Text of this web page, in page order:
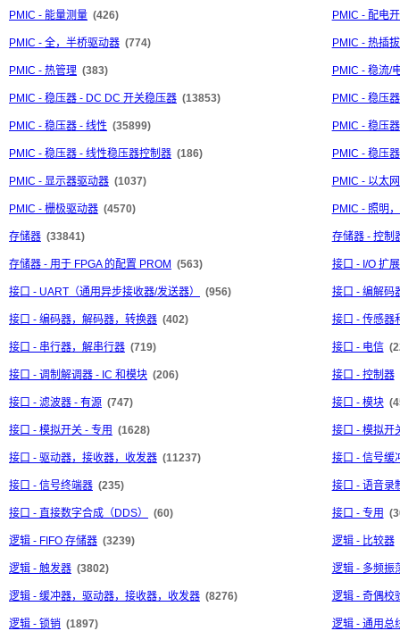
PMIC - 能量测量 (426) PMIC - 配电
PMIC - 全，半桥驱动器 (774) PMIC - 热插
PMIC - 热管理 (383) PMIC - 稳流/
PMIC - 稳压器 - DC DC 开关稳压器 (13853) PMIC - 稳压
PMIC - 稳压器 - 线性 (35899) PMIC - 稳压
PMIC - 稳压器 - 线性稳压器控制器 (186) PMIC - 稳压
PMIC - 显示器驱动器 (1037) PMIC - 以太
PMIC - 栅极驱动器 (4570) PMIC - 照明
存储器 (33841) 存储器 - 控制
存储器 - 用于 FPGA 的配置 PROM (563) 接口 - I/O 扩
接口 - UART（通用异步接收器/发送器） (956) 接口 - 编解码
接口 - 编码器，解码器，转换器 (402) 接口 - 传感器
接口 - 串行器，解串行器 (719) 接口 - 电信
接口 - 调制解调器 - IC 和模块 (206) 接口 - 控制器
接口 - 滤波器 - 有源 (747) 接口 - 模块
接口 - 模拟开关 - 专用 (1628) 接口 - 模拟开
接口 - 驱动器，接收器，收发器 (11237) 接口 - 信号缓
接口 - 信号终端器 (235) 接口 - 语音录
接口 - 直接数字合成（DDS） (60) 接口 - 专用
逻辑 - FIFO 存储器 (3239) 逻辑 - 比较器
逻辑 - 触发器 (3802) 逻辑 - 多频振
逻辑 - 缓冲器，驱动器，接收器，收发器 (8276) 逻辑 - 奇偶校
逻辑 - 锁销 (1897) 逻辑 - 通用总